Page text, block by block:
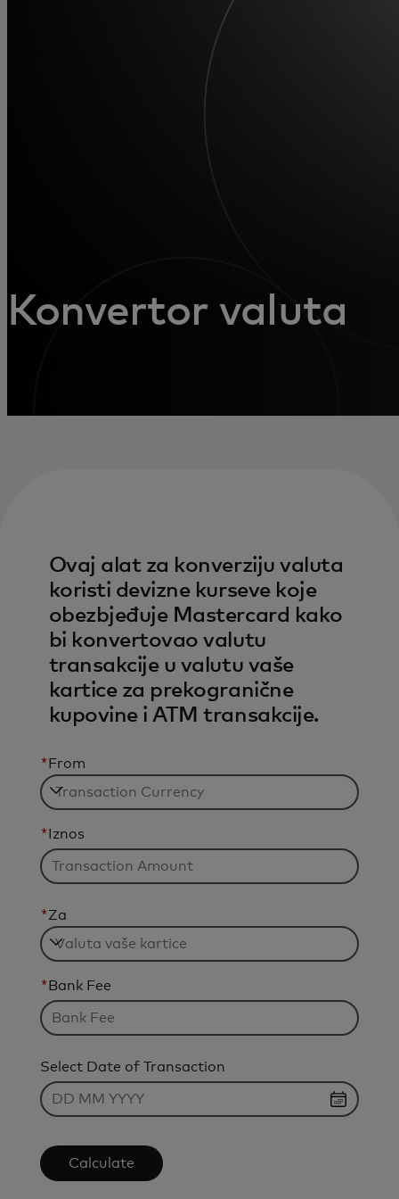
Konvertor valuta
Ovaj alat za konverziju valuta
koristi devizne kurseve koje
obezbjeđuje Mastercard kako
bi konvertovao valutu
transakcije u valutu vaše
kartice za prekogranične
kupovine i ATM transakcije.
* From
* Iznos
*Za
* Bank Fee
Select Date of Transaction
Calculate